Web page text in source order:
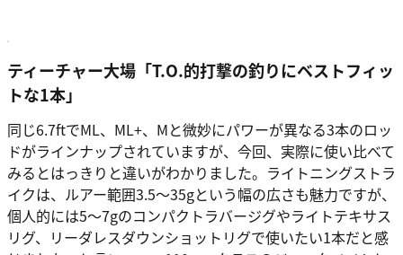
ティーチャー大場「T.O.的打撃の釣りにベストフィッ
トな1本」
同じ6.7ftでML、ML+、Mと微妙にパワーが異なる3本のロッ
ドがラインナップされていますが、今回、実際に使い比べて
みるとはっきりと違いがわかりました。ライトニングストラ
イクは、ルアー範囲3.5〜35gという幅の広さも魅力ですが、
個人的には5〜7gのコンパクトラバージグやライトテキサス
リグ、リーダレスダウンショットリグで使いたい1本だと感